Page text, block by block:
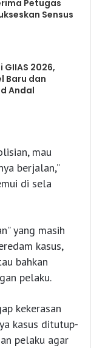
Petugas
Sensus
2026,
Baru dan
Andal
mau
berjalan,”
di sela
yang masih
kasus,
bahkan
pelaku.
kekerasan
kasus ditutup-
pelaku agar